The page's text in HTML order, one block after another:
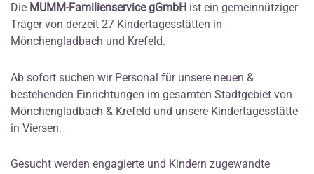
Die MUMM-Familienservice gGmbH ist ein gemeinnütziger
Träger von derzeit 27 Kindertagesstätten in
Mönchengladbach und Krefeld.
Ab sofort suchen wir Personal für unsere neuen &
bestehenden Einrichtungen im gesamten Stadtgebiet von
Mönchengladbach & Krefeld und unsere Kindertagesstätte
in Viersen.
Gesucht werden engagierte und Kindern zugewandte